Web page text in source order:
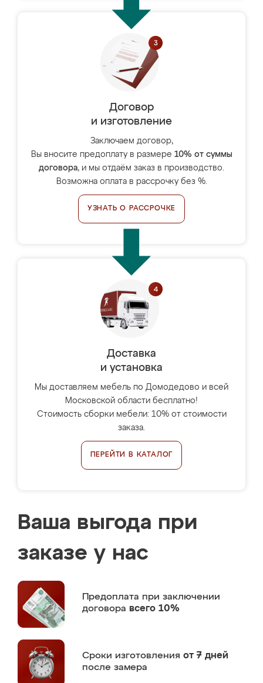
Договор
и изготовление
Заключаем договор,
Вы вносите предоплату в размере 10% от суммы
договора, и мы отдаём заказ в производство.
Возможна оплата в рассрочку без %.
УЗНАТЬ О РАССРОЧКЕ
Доставка
и установка
Мы доставляем мебель по Домодедово и всей
Московской области бесплатно!
Стоимость сборки мебели: 10% от стоимости
заказа.
ПЕРЕЙТИ В КАТАЛОГ
Ваша выгода при
заказе у нас
Предоплата при заключении
договора всего 10%
Сроки изготовления от 7 дней
после замера